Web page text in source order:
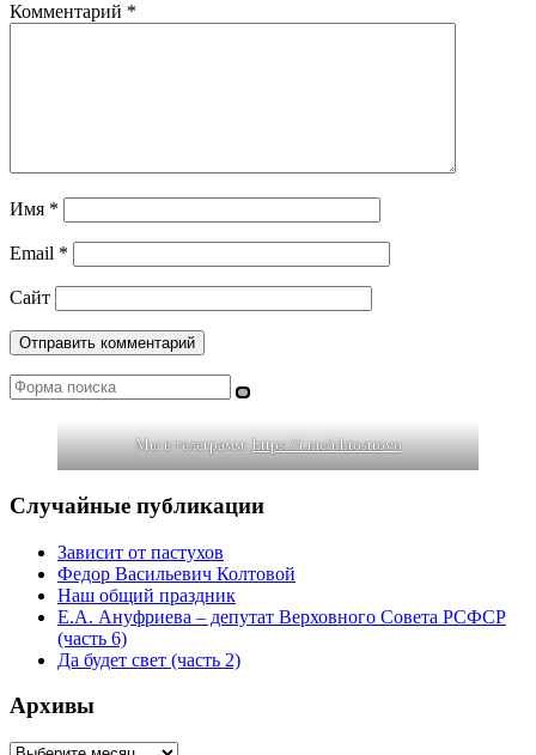
Комментарий *
Имя *
Email *
Сайт
Поиск
Мы в телеграмм:https://t.me/uhtostrovo
Случайные публикации
Зависит от пастухов
Федор Васильевич Колтовой
Наш общий праздник
Е.А. Ануфриева – депутат Верховного Совета РСФСР
(часть 6)
Да будет свет (часть 2)
Архивы
Архивы